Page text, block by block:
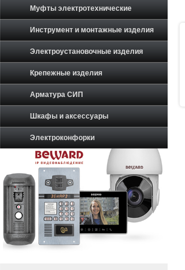
Муфты электротехнические
Инструмент и монтажные изделия
Электроустановочные изделия
Крепежные изделия
Арматура СИП
Шкафы и аксессуары
Электроконфорки